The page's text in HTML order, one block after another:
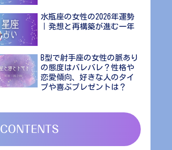
水瓶座の女性の2026年運勢
｜発想と再構築が進む一年
B型で射手座の女性の脈あり
の態度はバレバレ？性格や
恋愛傾向、好きな人のタイ
プや喜ぶプレゼントは？
CONTENTS